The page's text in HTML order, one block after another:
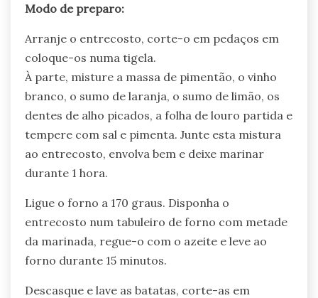
Modo de preparo:
Arranje o entrecosto, corte-o em pedaços em
coloque-os numa tigela.
À parte, misture a massa de pimentão, o vinho
branco, o sumo de laranja, o sumo de limão, os
dentes de alho picados, a folha de louro partida e
tempere com sal e pimenta. Junte esta mistura
ao entrecosto, envolva bem e deixe marinar
durante 1 hora.
Ligue o forno a 170 graus. Disponha o
entrecosto num tabuleiro de forno com metade
da marinada, regue-o com o azeite e leve ao
forno durante 15 minutos.
Descasque e lave as batatas, corte-as em